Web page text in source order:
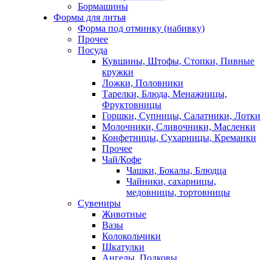
Бормашины
Формы для литья
Форма под отминку (набивку)
Прочее
Посуда
Кувшины, Штофы, Стопки, Пивные
кружки
Ложки, Половники
Тарелки, Блюда, Менажницы,
Фруктовницы
Горшки, Супницы, Салатники, Лотки
Молочники, Сливочники, Масленки
Конфетницы, Сухарницы, Креманки
Прочее
Чай/Кофе
Чашки, Бокалы, Блюдца
Чайники, сахарницы,
медовницы, тортовницы
Сувениры
Животные
Вазы
Колокольчики
Шкатулки
Ангелы, Подковы